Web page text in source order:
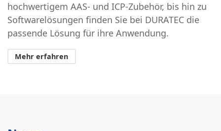
hochwertigem AAS- und ICP-Zubehör, bis hin zu
Softwarelösungen finden Sie bei DURATEC die
passende Lösung für ihre Anwendung.
Mehr erfahren